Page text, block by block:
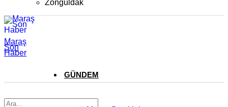
Zonguldak
Maraş
Son
Haber
GÜNDEM